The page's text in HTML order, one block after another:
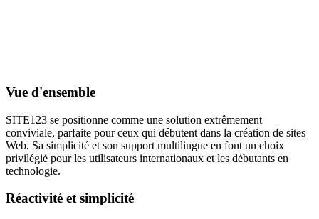
Vue d'ensemble
SITE123 se positionne comme une solution extrêmement
conviviale, parfaite pour ceux qui débutent dans la création de sites
Web. Sa simplicité et son support multilingue en font un choix
privilégié pour les utilisateurs internationaux et les débutants en
technologie.
Réactivité et simplicité